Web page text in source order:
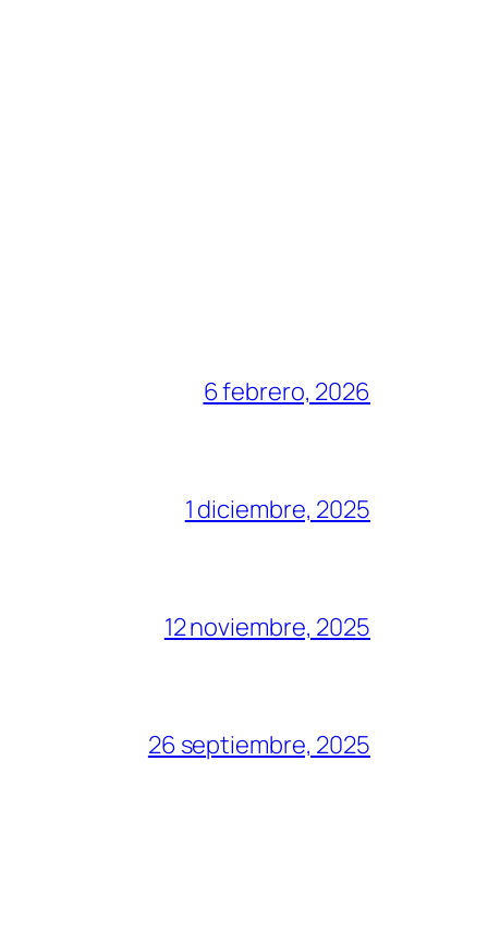
6 febrero, 2026
1 diciembre, 2025
12 noviembre, 2025
26 septiembre, 2025